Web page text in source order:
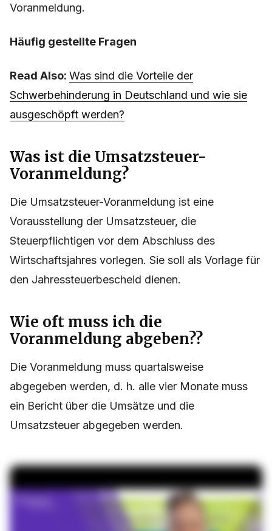
Voranmeldung.
Häufig gestellte Fragen
Read Also: Was sind die Vorteile der
Schwerbehinderung in Deutschland und wie sie
ausgeschöpft werden?
Was ist die Umsatzsteuer-
Voranmeldung?
Die Umsatzsteuer-Voranmeldung ist eine
Vorausstellung der Umsatzsteuer, die
Steuerpflichtigen vor dem Abschluss des
Wirtschaftsjahres vorlegen. Sie soll als Vorlage für
den Jahressteuerbescheid dienen.
Wie oft muss ich die
Voranmeldung abgeben??
Die Voranmeldung muss quartalsweise
abgegeben werden, d. h. alle vier Monate muss
ein Bericht über die Umsätze und die
Umsatzsteuer abgegeben werden.